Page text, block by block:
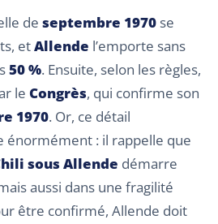
de septembre 1970 se
etAllende l’emporte sans
50 %. Ensuite, selon les règles,
le Congrès, qui confirme son
1970. Or, ce détail
énormément : il rappelle que
sous Allende démarre
aussi dans une fragilité
être confirmé, Allende doit